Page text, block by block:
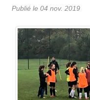
Publié le 04 nov. 2019